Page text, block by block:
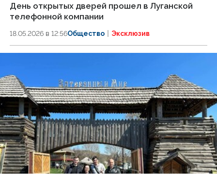
День открытых дверей прошел в Луганской
телефонной компании
18.05.2026 в 12:56Общество Эксклюзив